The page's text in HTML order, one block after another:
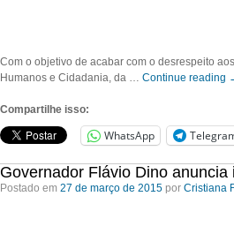
Com o objetivo de acabar com o desrespeito
Humanos e Cidadania, da … Continue reading
Compartilhe isso:
WhatsApp
Governador Flávio Dino
Postado em 27 de março de 2015 por Cristiana